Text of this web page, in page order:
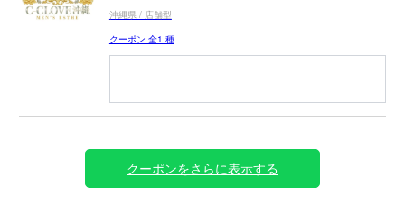
60分：8,900円 → 7,900円
70分：9,900円 → 8,500円
80分：10,900円 → 8,900円
密着ふわとろアロマ
90分：18,000円 → 15,000円
沖縄県 / 店舗型
クーポン 全1 種
そして――
クーポンをさらに表示する